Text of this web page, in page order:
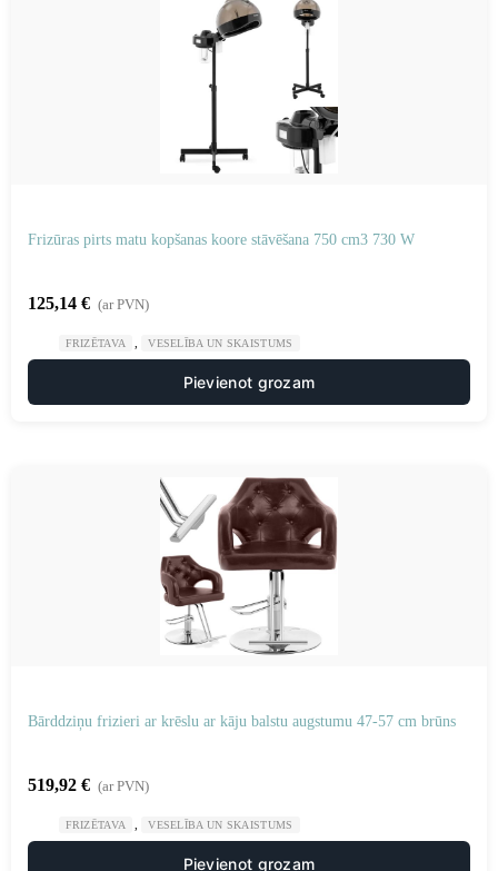
Frizūras pirts matu kopšanas koore stāvēšana 750 cm3 730 W
125,14 € (ar PVN)
FRIZĒTAVA VESELĪBA UN SKAISTUMS
Pievienot grozam
Bārddziņu frizieri ar krēslu ar kāju balstu augstumu 47-57 cm brūns
519,92 € (ar PVN)
FRIZĒTAVA VESELĪBA UN SKAISTUMS
Pievienot grozam